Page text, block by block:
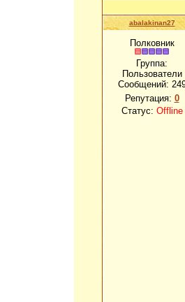
abalakinan27
Полковник
Группа:
Пользователи
Сообщений:
Репутация: 0
Статус: Offline